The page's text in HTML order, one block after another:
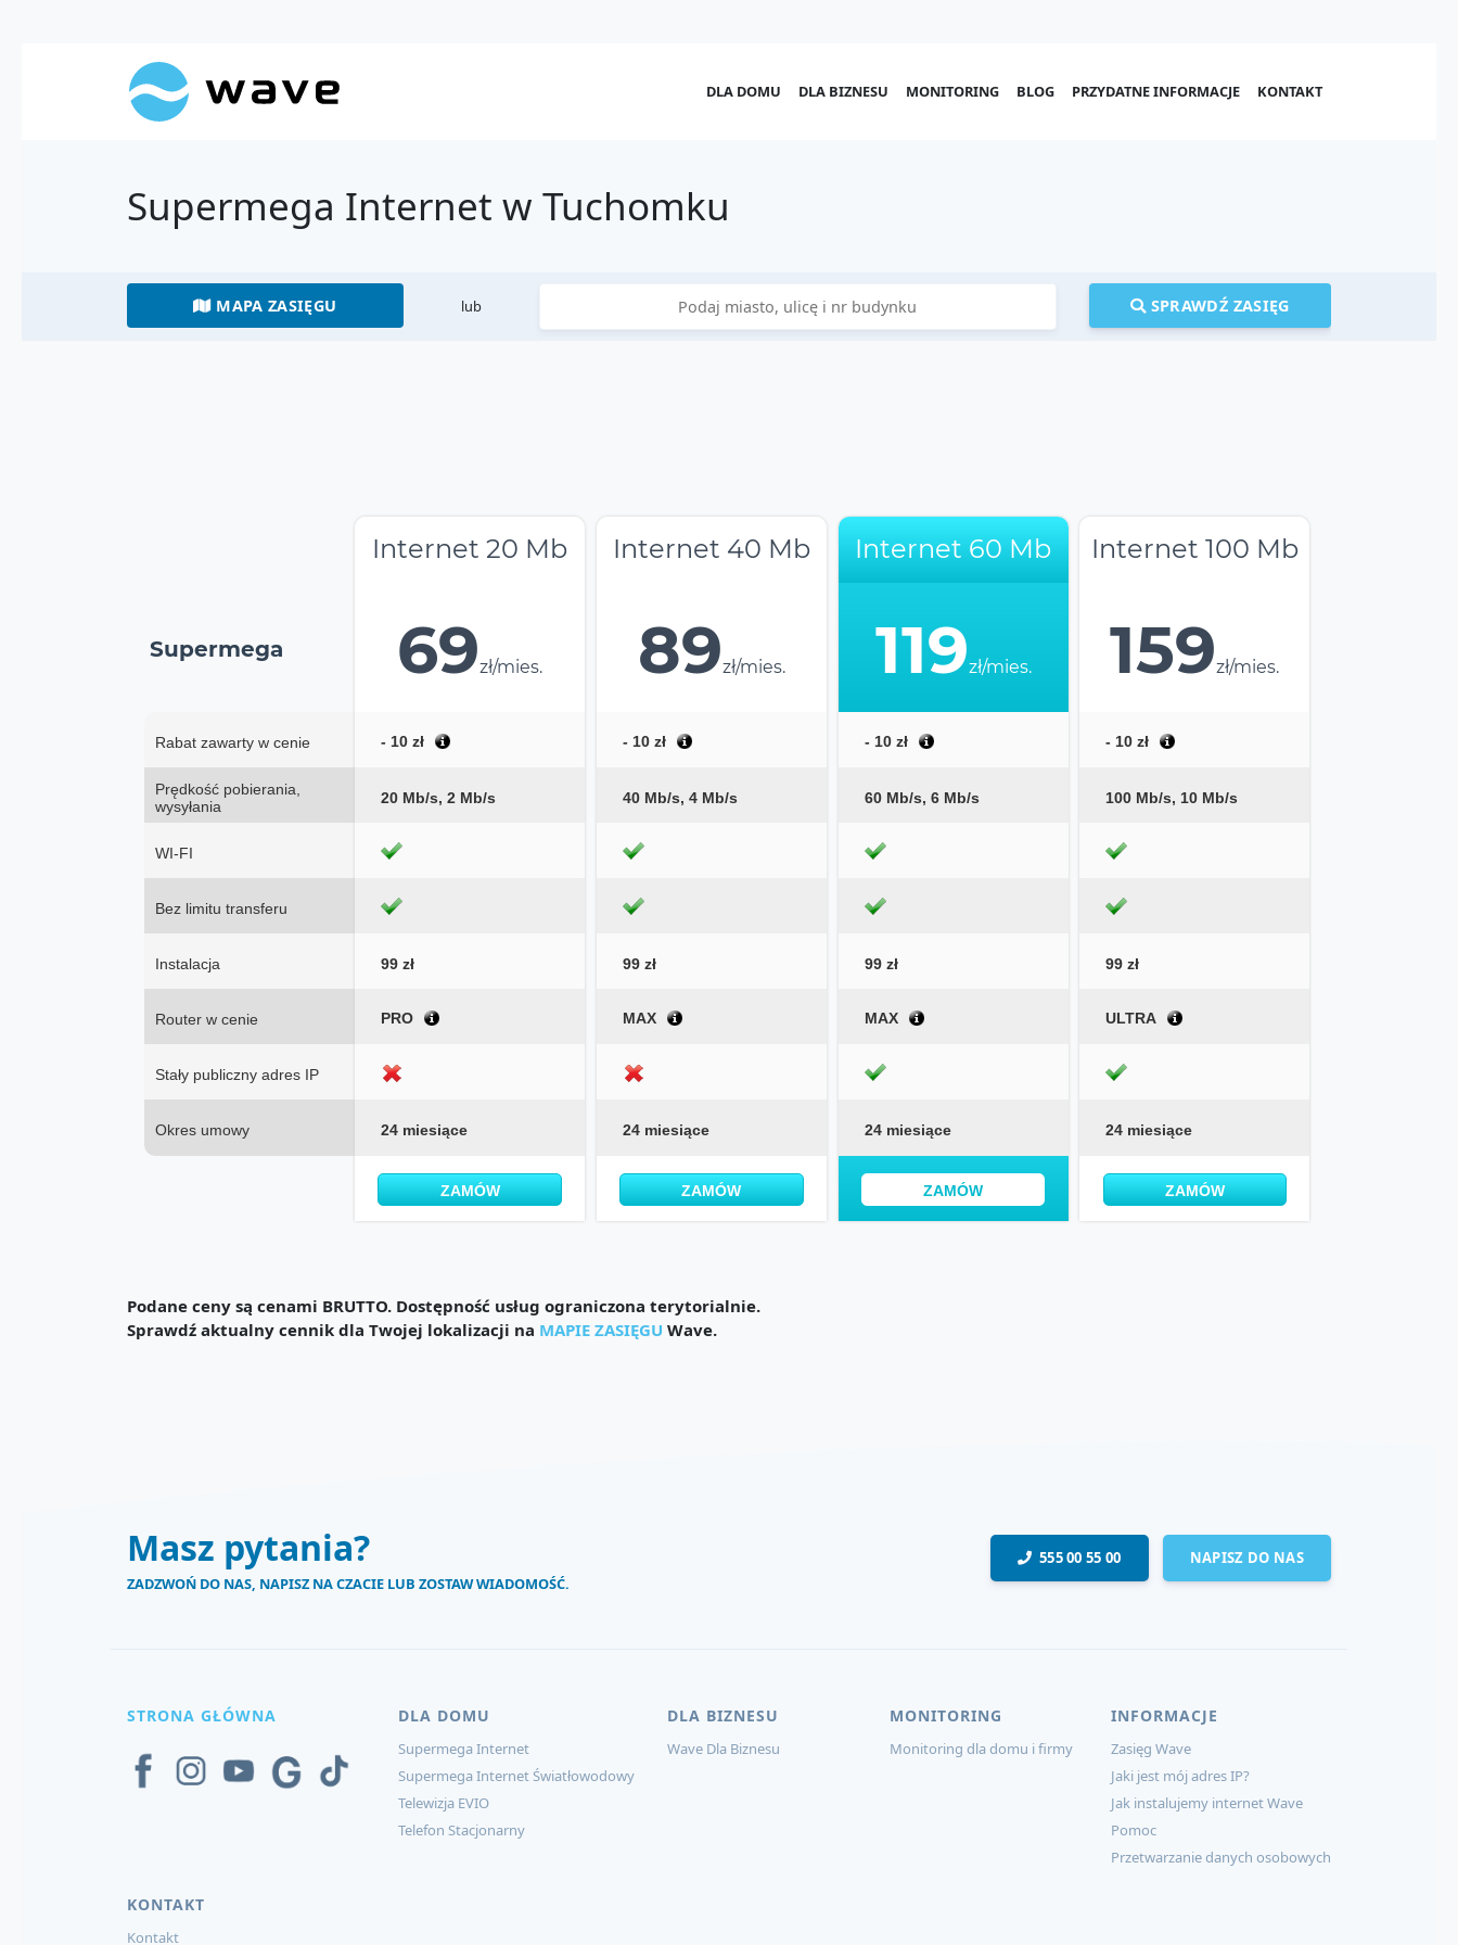
DLA DOMU DLA BIZNESU MONITORING BLOG PRZYDATNE INFORMACJE KONTAKT
Supermega Internet w Tuchomku
MAPA ZASIĘGU lub SPRAWDŹ ZASIĘG
Supermega
Rabat zawarty w cenie
Prędkość pobierania,
wysyłania
WI-FI
Bez limitu transferu
Instalacja
Router w cenie
Stały publiczny adres IP
Okres umowy
Internet 20 Mb
69zł/mies.
- 10 zł
20 Mb/s, 2 Mb/s
99 zł
PRO
24 miesiące
ZAMÓW
Internet 40 Mb
89zł/mies.
- 10 zł
40 Mb/s, 4 Mb/s
99 zł
MAX
24 miesiące
ZAMÓW
Internet 60 Mb
119zł/mies.
- 10 zł
60 Mb/s, 6 Mb/s
99 zł
MAX
24 miesiące
ZAMÓW
Internet 100 Mb
159zł/mies.
- 10 zł
100 Mb/s, 10 Mb/s
99 zł
ULTRA
24 miesiące
ZAMÓW
Podane ceny są cenami BRUTTO. Dostępność usług ograniczona terytorialnie.
Sprawdź aktualny cennik dla Twojej lokalizacji na MAPIE ZASIĘGU Wave.
Masz pytania?
ZADZWOŃ DO NAS, NAPISZ NA CZACIE LUB ZOSTAW WIADOMOŚĆ.
555 00 55 00 NAPISZ DO NAS
STRONA GŁÓWNA DLA DOMU
Supermega Internet
Supermega Internet Światłowodowy
Telewizja EVIO
Telefon Stacjonarny
DLA BIZNESU
Wave Dla Biznesu
MONITORING
Monitoring dla domu i firmy
INFORMACJE
Zasięg Wave
Jaki jest mój adres IP?
Jak instalujemy internet Wave
Pomoc
Przetwarzanie danych osobowych
KONTAKT
Kontakt